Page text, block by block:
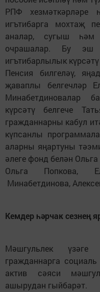
РПФ хезмәткәрләре
игътибарга мохтаҗ
аналар, сугыш һәм
очрашалар. Бу эш
игътибарлылык
Пенсия билгеләү,
җаваплы белгечләр
Минабетдиновалар
күрсәтү белгече
гражданнарны кабул
күпсанлы
аларны яңартуны
әлеге фонд белән
Ольга Попкова,
Минабетдинова,
Кемдер һәрчак сезнең
Мәшгульлек
гражданнарга
актив сәяси
ашырудан гыйбарәт.